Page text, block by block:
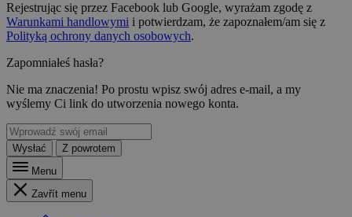
Rejestrując się przez Facebook lub Google, wyrażam zgodę z
Warunkami handlowymi i potwierdzam, że zapoznałem/am się z
Polityką ochrony danych osobowych.
Zapomniałeś hasła?
Nie ma znaczenia! Po prostu wpisz swój adres e-mail, a my
wyślemy Ci link do utworzenia nowego konta.
Wysłać
Z powrotem
Menu
Zavřít menu